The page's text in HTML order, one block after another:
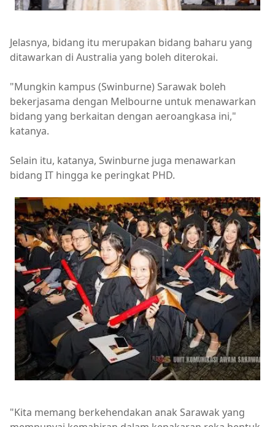
Jelasnya, bidang itu merupakan bidang baharu yang
ditawarkan di Australia yang boleh diterokai.
"Mungkin kampus (Swinburne) Sarawak boleh
bekerjasama dengan Melbourne untuk menawarkan
bidang yang berkaitan dengan aeroangkasa ini,"
katanya.
Selain itu, katanya, Swinburne juga menawarkan
bidang IT hingga ke peringkat PHD.
"Kita memang berkehendakan anak Sarawak yang